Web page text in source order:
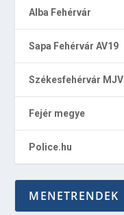
Alba Fehérvár
Sapa Fehérvár AV19
Székesfehérvár MJV
Fejér megye
Police.hu
MENETRENDEK